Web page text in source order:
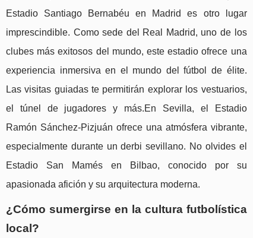
Estadio Santiago Bernabéu en Madrid es otro lugar
imprescindible. Como sede del Real Madrid, uno de los
clubes más exitosos del mundo, este estadio ofrece una
experiencia inmersiva en el mundo del fútbol de élite.
Las visitas guiadas te permitirán explorar los vestuarios,
el túnel de jugadores y más.En Sevilla, el Estadio
Ramón Sánchez-Pizjuán ofrece una atmósfera vibrante,
especialmente durante un derbi sevillano. No olvides el
Estadio San Mamés en Bilbao, conocido por su
apasionada afición y su arquitectura moderna.
¿Cómo sumergirse en la cultura futbolística
local?